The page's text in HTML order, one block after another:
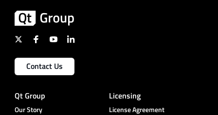
Contact Us
Qt Group
Our Story
Licensing
License Agreement